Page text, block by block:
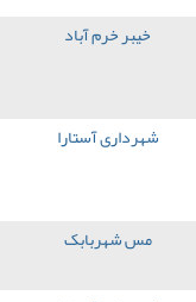
شهرداری آستارا
آریو اسلامشهر
شهرداری آستارا